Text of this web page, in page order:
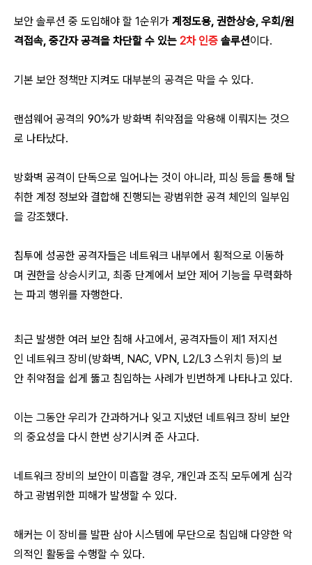
보안 솔루션 중 도입해야 할 1순위가 계정도용, 권한상승, 우회/원
격접속, 중간자 공격을 차단할 수 있는 2차 인증 솔루션이다.
기본 보안 정책만 지켜도 대부분의 공격은 막을 수 있다.
랜섬웨어 공격의 90%가 방화벽 취약점을 악용해 이뤄지는 것으
로 나타났다.
방화벽 공격이 단독으로 일어나는 것이 아니라, 피싱 등을 통해 탈
취한 계정 정보와 결합해 진행되는 광범위한 공격 체인의 일부임
을 강조했다.
침투에 성공한 공격자들은 네트워크 내부에서 횡적으로 이동하
며 권한을 상승시키고, 최종 단계에서 보안 제어 기능을 무력화하
는 파괴 행위를 자행한다.
최근 발생한 여러 보안 침해 사고에서, 공격자들이 제1 저지선
인 네트워크 장비(방화벽, NAC, VPN, L2/L3 스위치 등)의 보
안 취약점을 쉽게 뚫고 침입하는 사례가 빈번하게 나타나고 있다.
이는 그동안 우리가 간과하거나 잊고 지냈던 네트워크 장비 보안
의 중요성을 다시 한번 상기시켜 준 사고다.
네트워크 장비의 보안이 미흡할 경우, 개인과 조직 모두에게 심각
하고 광범위한 피해가 발생할 수 있다.
해커는 이 장비를 발판 삼아 시스템에 무단으로 침입해 다양한 악
의적인 활동을 수행할 수 있다.